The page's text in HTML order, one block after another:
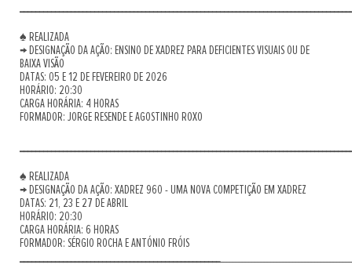
♠ REALIZADA
→ DESIGNAÇÃO DA AÇÃO: ENSINO DE XADREZ PARA DEFICIENTES VISUAIS OU DE
BAIXA VISÃO
DATAS: 05 E 12 DE FEVEREIRO DE 2026
HORÁRIO: 20:30
CARGA HORÁRIA: 4 HORAS
FORMADOR: JORGE RESENDE E AGOSTINHO ROXO
♠ REALIZADA
→ DESIGNAÇÃO DA AÇÃO: XADREZ 960 - UMA NOVA COMPETIÇÃO EM XADREZ
DATAS: 21, 23 E 27 DE ABRIL
HORÁRIO: 20:30
CARGA HORÁRIA: 6 HORAS
FORMADOR: SÉRGIO ROCHA E ANTÓNIO FRÓIS